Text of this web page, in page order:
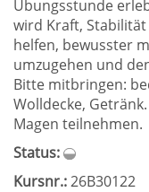
Übungsstunde
wird Kraft,
helfen, bewusster
umzugehen und
Bitte mitbringen:
Wolldecke,
Magen teilnehmen.
Status:
Kursnr.:26B30122